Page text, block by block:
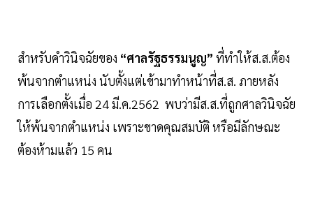
สำหรับคำวินิจฉัยของ “ศาลรัฐธรรมนูญ” ที่ทำให้ส.ส.ต้อง
พ้นจากตำแหน่ง นับตั้งแต่เข้ามาทำหน้าที่ส.ส. ภายหลัง
การเลือกตั้งเมื่อ 24 มี.ค.2562 พบว่ามีส.ส.ที่ถูกศาลวินิจฉัย
ให้พ้นจากตำแหน่ง เพราะขาดคุณสมบัติ หรือมีลักษณะ
ต้องห้ามแล้ว 15 คน